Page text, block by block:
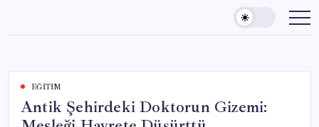
content
EĞITIM
Antik Şehirdeki Doktorun Gizemi: